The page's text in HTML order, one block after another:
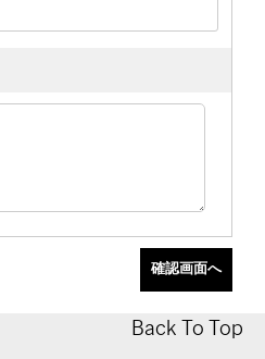
Back To Top